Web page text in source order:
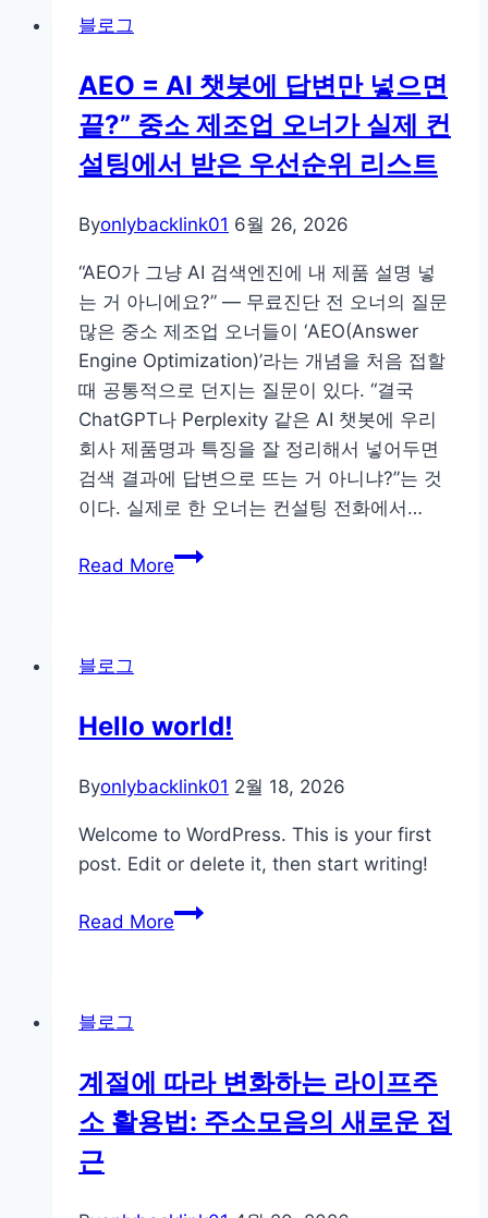
간
을
없
앤
밀:
라
스
티
비
하
나
로
직
원
고
스
츠
중
계
략
블로그
AEO = AI 챗봇에 답변만 넣으면
끝?” 중소 제조업 오너가 실제 컨
설팅에서 받은 우선순위 리스트
Byonlybacklink01 6월 26, 2026
“AEO가 그냥 AI 검색엔진에 내 제품 설명 넣
는 거 아니에요?” — 무료진단 전 오너의 질문
많은 중소 제조업 오너들이 ‘AEO(Answer
Engine Optimization)’라는 개념을 처음 접할
때 공통적으로 던지는 질문이 있다. “결국
ChatGPT나 Perplexity 같은 AI 챗봇에 우리
회사 제품명과 특징을 잘 정리해서 넣어두면
검색 결과에 답변으로 뜨는 거 아니냐?”는 것
이다. 실제로 한 오너는 컨설팅 전화에서…
Read MoreAEO
답
만
으
끝?”
중
오
너
블로그
Hello world!
Byonlybacklink01 2월 18, 2026
Welcome to WordPress. This is your first
post. Edit or delete it, then start writing!
Read MoreHello
블로그
계절에 따라 변화하는 라이프주
소 활용법: 주소모음의 새로운 접
근